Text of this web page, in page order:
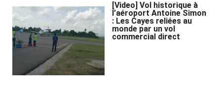
[Video] Vol historique à
l’aéroport Antoine Simon
: Les Cayes reliées au
monde par un vol
commercial direct